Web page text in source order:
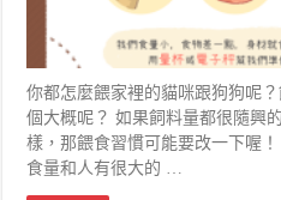
你都怎麼餵家裡的貓咪跟狗狗呢
個大概呢？ 如果飼料量都很隨興
樣，那餵食習慣可能要改一下喔
食量和人有很大的 …